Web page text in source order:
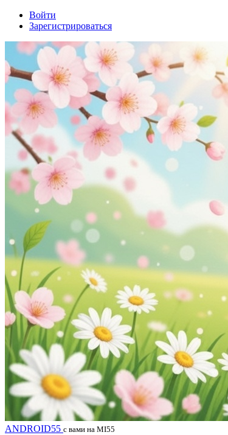
Войти
Зарегистрироваться
ANDROID55 с вами на MI55